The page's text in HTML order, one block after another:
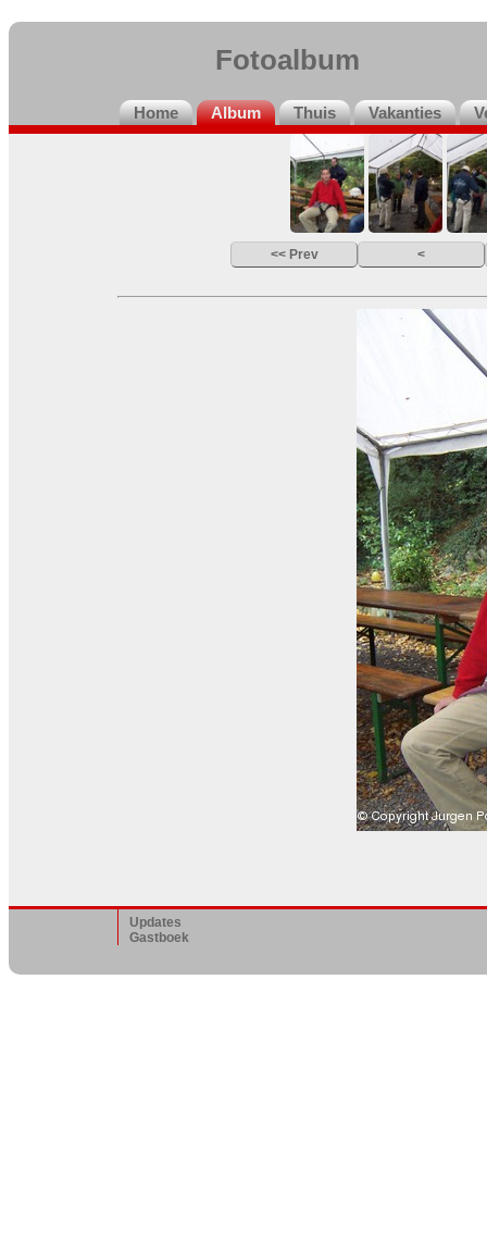
Fotoalbum
Home Album Thuis Vakanties
<< Prev <
Updates
Gastboek